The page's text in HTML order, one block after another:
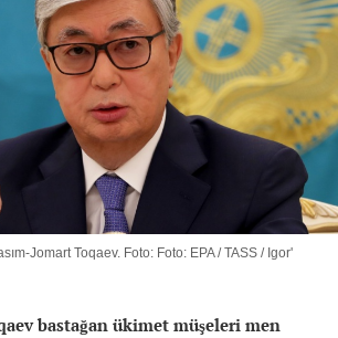
Jomart Toqaev. Foto: Foto: EPA / TASS / Igor'
bastağan ükimet müşeleri men